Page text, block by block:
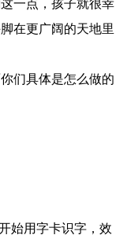
一点，孩子就很幸
在更广阔的天地里
们具体是怎么做的
始用字卡识字，效